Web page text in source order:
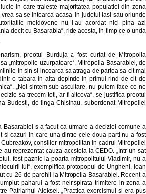
in care traieste majoritatea populatiei din zona
sa se intoarca acasa, in judetul Iasi sau oriunde
moldovene nu i-au acordat nici pina azi
decit cu Basarabia“, ride acesta, in timp ce o unda
preotul Burduja a fost curtat de Mitropolia
„mitropolie uzurpatoare“. Mitropolia Basarabiei, de
in sin si incearca sa atraga de partea sa cit mai
o tabara in alta depinde in primul rind de cit de
„Noi sintem sub ascultare, nu putem face ce ne
sa trecem toti, ar fi altceva“, se justifica preotul
Budesti, de linga Chisinau, subordonat Mitropoliei
Basarabiei s-a facut ca urmare a deciziei comune a
si cazuri in care una dintre cele doua parti nu a fost
consilier mitropolitan in cadrul Mitropoliei
reprezentat cauza acesteia la CEDO. „Intr-un sat
fost paznic la poarta mitropolitului Vladimir, nu a
lui“, exemplifica protopopul de Ungheni, Ioan
cu 26 de parohii la Mitropolia Basarabiei. Recent a
paharul a fost neinspirata trimitere in zona a
Patriarhul Aleksei. „Practica exorcismul si era pus